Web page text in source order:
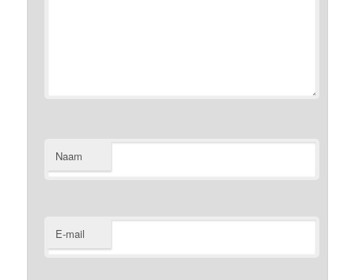
Naam
E-mail